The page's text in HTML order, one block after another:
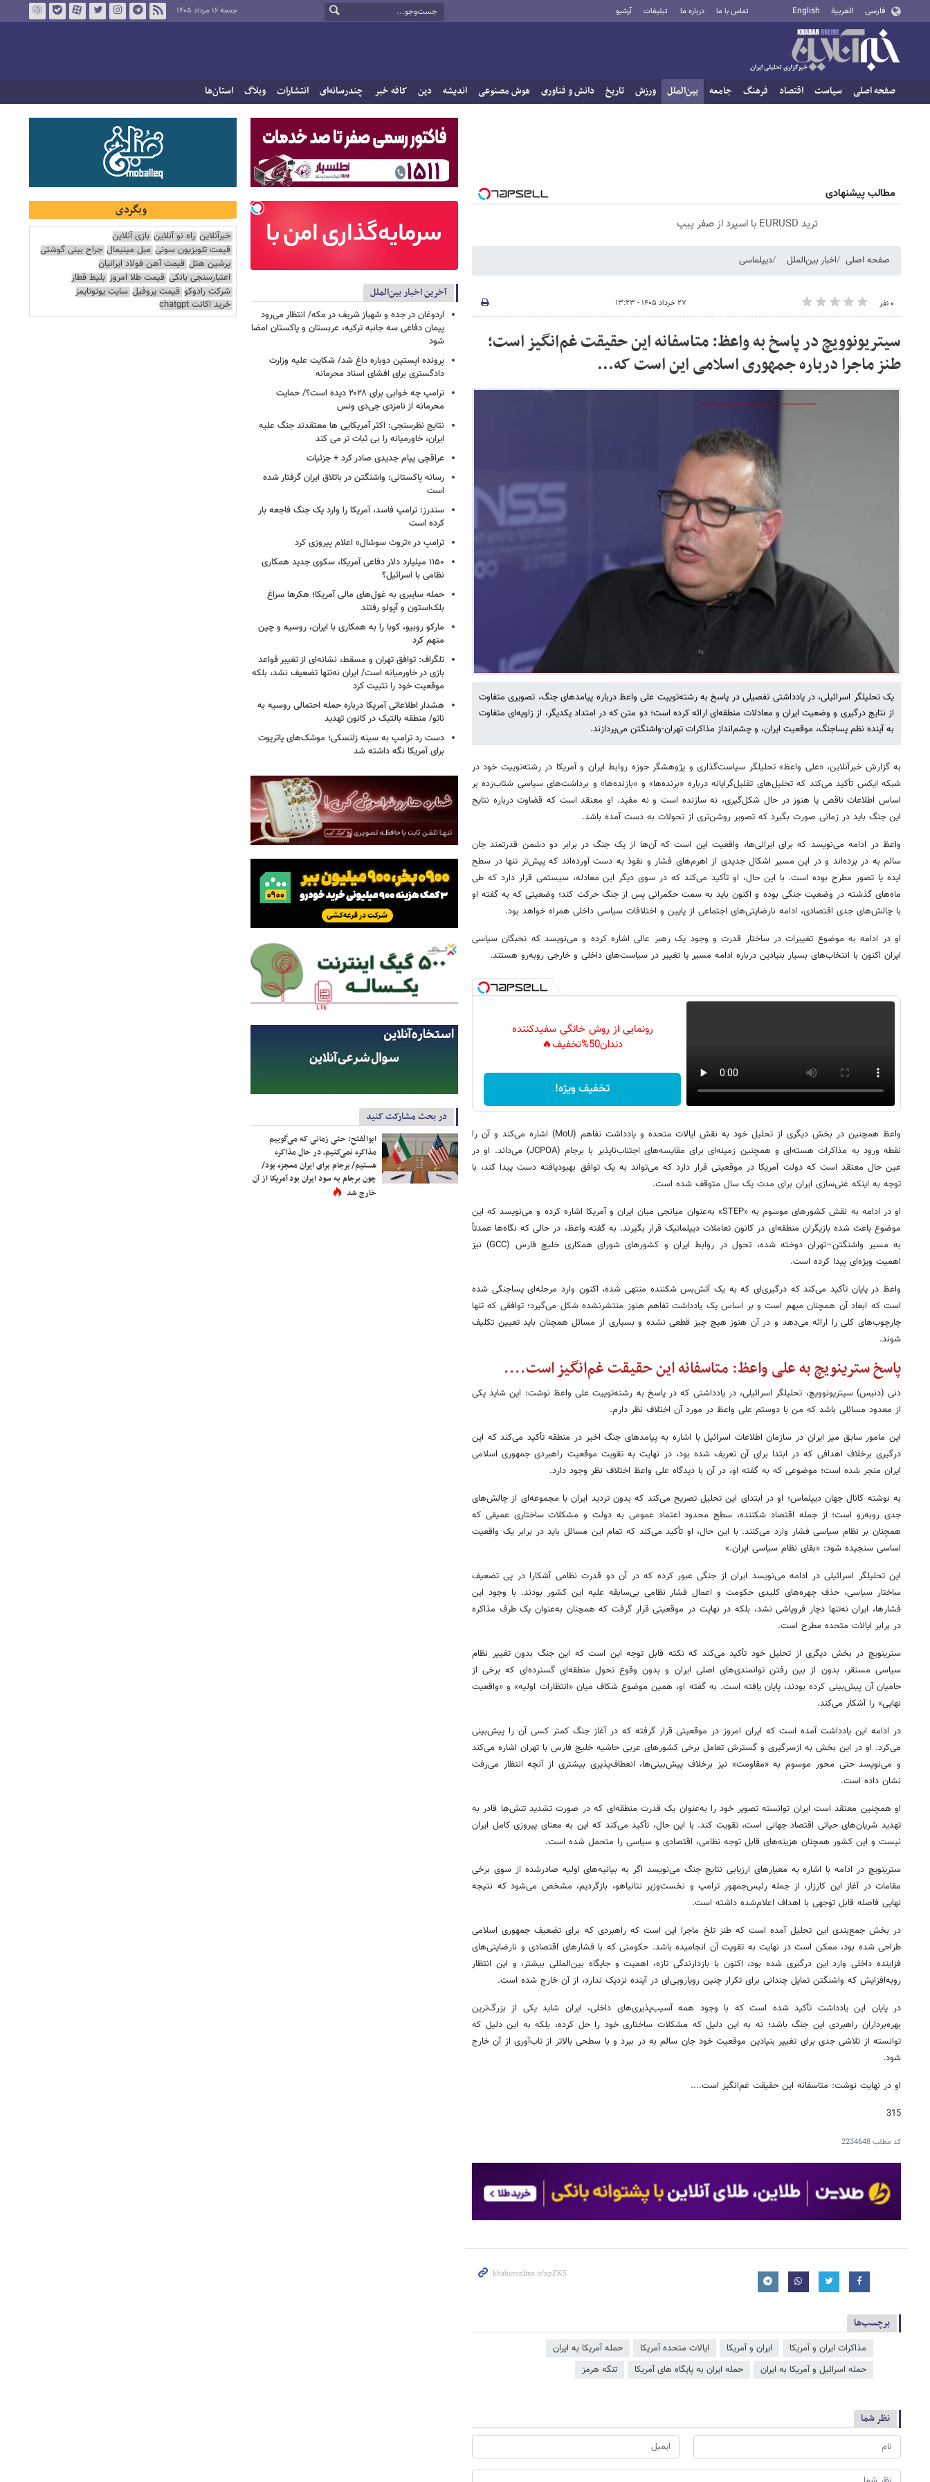
فارسی العربية English تماس با ما درباره ما تبلیغات آرشیو جمعه ۱۶ مرداد ۱۴۰۵
صفحه اصلی سیاست اقتصاد فرهنگ جامعه بین‌الملل ورزش تاریخ دانش و فناوری هوش مصنوعی اندیشه دین کافه خبر چندرسانه‌ای انتشارات وبلاگ استان‌ها
مطالب پیشنهادی
ترید EURUSD با اسپرد از صفر پیپ
صفحه اصلی اخبار بین‌الملل دیپلماسی
۰ نفر ۲۷ خرداد ۱۴۰۵ - ۱۳:۲۳
سیتریونوویچ در پاسخ به واعظ: متاسفانه این حقیقت غم‌انگیز است؛
طنز ماجرا درباره جمهوری اسلامی این است که...
یک تحلیلگر اسرائیلی، در یادداشتی تفصیلی در پاسخ به رشته‌توییت علی واعظ درباره پیامدهای جنگ، تصویری متفاوت
از نتایج درگیری و وضعیت ایران و معادلات منطقه‌ای ارائه کرده است؛ دو متن که در امتداد یکدیگر، از زاویه‌ای متفاوت
به آینده نظم پساجنگ، موقعیت ایران، و چشم‌انداز مذاکرات تهران-واشنگتن می‌پردازند.
به گزارش خبرآنلاین، «علی واعظ» تحلیلگر سیاست‌گذاری و پژوهشگر حوزه روابط ایران و آمریکا در رشته‌توییت خود در
شبکه ایکس تأکید می‌کند که تحلیل‌های تقلیل‌گرایانه درباره «برنده‌ها» و «بازنده‌ها» و برداشت‌های سیاسی شتاب‌زده بر
اساس اطلاعات ناقص یا هنوز در حال شکل‌گیری، نه سازنده است و نه مفید. او معتقد است که قضاوت درباره نتایج
این جنگ باید در زمانی صورت بگیرد که تصویر روشن‌تری از تحولات به دست آمده باشد.
واعظ در ادامه می‌نویسد که برای ایرانی‌ها، واقعیت این است که آن‌ها از یک جنگ در برابر دو دشمن قدرتمند جان
سالم به در برده‌اند و در این مسیر اشکال جدیدی از اهرم‌های فشار و نفوذ به دست آورده‌اند که پیش‌تر تنها در سطح
ایده یا تصور مطرح بوده است. با این حال، او تأکید می‌کند که در سوی دیگر این معادله، سیستمی قرار دارد که طی
ماه‌های گذشته در وضعیت جنگی بوده و اکنون باید به سمت حکمرانی پس از جنگ حرکت کند؛ وضعیتی که به گفته او
با چالش‌های جدی اقتصادی، ادامه نارضایتی‌های اجتماعی از پایین و اختلافات سیاسی داخلی همراه خواهد بود.
او در ادامه به موضوع تغییرات در ساختار قدرت و وجود یک رهبر عالی اشاره کرده و می‌نویسد که نخبگان سیاسی
ایران اکنون با انتخاب‌های بسیار بنیادین درباره ادامه مسیر یا تغییر در سیاست‌های داخلی و خارجی روبه‌رو هستند.
رونمایی از روش خانگی سفیدکننده
دندان50%تخفیف🔥
تخفیف ویژه!
واعظ همچنین در بخش دیگری از تحلیل خود به نقش ایالات متحده و یادداشت تفاهم (MoU) اشاره می‌کند و آن را
نقطه ورود به مذاکرات هسته‌ای و همچنین زمینه‌ای برای مقایسه‌های اجتناب‌ناپذیر با برجام (JCPOA) می‌داند. او در
عین حال معتقد است که دولت آمریکا در موقعیتی قرار دارد که می‌تواند به یک توافق بهبودیافته دست پیدا کند، با
توجه به اینکه غنی‌سازی ایران برای مدت یک سال متوقف شده است.
او در ادامه به نقش کشورهای موسوم به «STEP» به‌عنوان میانجی میان ایران و آمریکا اشاره کرده و می‌نویسد که این
موضوع باعث شده بازیگران منطقه‌ای در کانون تعاملات دیپلماتیک قرار بگیرند. به گفته واعظ، در حالی که نگاه‌ها عمدتاً
به مسیر واشنگتن–تهران دوخته شده، تحول در روابط ایران و کشورهای شورای همکاری خلیج فارس (GCC) نیز
اهمیت ویژه‌ای پیدا کرده است.
واعظ در پایان تأکید می‌کند که درگیری‌ای که به یک آتش‌بس شکننده منتهی شده، اکنون وارد مرحله‌ای پساجنگی شده
است که ابعاد آن همچنان مبهم است و بر اساس یک یادداشت تفاهم هنوز منتشرنشده شکل می‌گیرد؛ توافقی که تنها
چارچوب‌های کلی را ارائه می‌دهد و در آن هنوز هیچ چیز قطعی نشده و بسیاری از مسائل همچنان باید تعیین تکلیف
شوند.
پاسخ سترینویچ به علی واعظ: متاسفانه این حقیقت غم‌انگیز است....
دنی (دنیس) سیتریونوویچ، تحلیلگر اسرائیلی، در یادداشتی که در پاسخ به رشته‌توییت علی واعظ نوشت: این شاید یکی
از معدود مسائلی باشد که من با دوستم علی واعظ در مورد آن اختلاف نظر دارم.
این مامور سابق میز ایران در سازمان اطلاعات اسرائیل با اشاره به پیامدهای جنگ اخیر در منطقه تأکید می‌کند که این
درگیری برخلاف اهدافی که در ابتدا برای آن تعریف شده بود، در نهایت به تقویت موقعیت راهبردی جمهوری اسلامی
ایران منجر شده است؛ موضوعی که به گفته او، در آن با دیدگاه علی واعظ اختلاف نظر وجود دارد.
به نوشته کانال جهان دیپلماس؛ او در ابتدای این تحلیل تصریح می‌کند که بدون تردید ایران با مجموعه‌ای از چالش‌های
جدی روبه‌رو است؛ از جمله اقتصاد شکننده، سطح محدود اعتماد عمومی به دولت و مشکلات ساختاری عمیقی که
همچنان بر نظام سیاسی فشار وارد می‌کنند. با این حال، او تأکید می‌کند که تمام این مسائل باید در برابر یک واقعیت
اساسی سنجیده شود: «بقای نظام سیاسی ایران.»
این تحلیلگر اسرائیلی در ادامه می‌نویسد ایران از جنگی عبور کرده که در آن دو قدرت نظامی آشکارا در پی تضعیف
ساختار سیاسی، حذف چهره‌های کلیدی حکومت و اعمال فشار نظامی بی‌سابقه علیه این کشور بودند. با وجود این
فشارها، ایران نه‌تنها دچار فروپاشی نشد، بلکه در نهایت در موقعیتی قرار گرفت که همچنان به‌عنوان یک طرف مذاکره
در برابر ایالات متحده مطرح است.
سترینویچ در بخش دیگری از تحلیل خود تأکید می‌کند که نکته قابل توجه این است که این جنگ بدون تغییر نظام
سیاسی مستقر، بدون از بین رفتن توانمندی‌های اصلی ایران و بدون وقوع تحول منطقه‌ای گسترده‌ای که برخی از
حامیان آن پیش‌بینی کرده بودند، پایان یافته است. به گفته او، همین موضوع شکاف میان «انتظارات اولیه» و «واقعیت
نهایی» را آشکار می‌کند.
در ادامه این یادداشت آمده است که ایران امروز در موقعیتی قرار گرفته که در آغاز جنگ کمتر کسی آن را پیش‌بینی
می‌کرد. او در این بخش به ازسرگیری و گسترش تعامل برخی کشورهای عربی حاشیه خلیج فارس با تهران اشاره می‌کند
و می‌نویسد حتی محور موسوم به «مقاومت» نیز برخلاف پیش‌بینی‌ها، انعطاف‌پذیری بیشتری از آنچه انتظار می‌رفت
نشان داده است.
او همچنین معتقد است ایران توانسته تصویر خود را به‌عنوان یک قدرت منطقه‌ای که در صورت تشدید تنش‌ها قادر به
تهدید شریان‌های حیاتی اقتصاد جهانی است، تقویت کند. با این حال، تأکید می‌کند که این به معنای پیروزی کامل ایران
نیست و این کشور همچنان هزینه‌های قابل توجه نظامی، اقتصادی و سیاسی را متحمل شده است.
سترینویچ در ادامه با اشاره به معیارهای ارزیابی نتایج جنگ می‌نویسد اگر به بیانیه‌های اولیه صادرشده از سوی برخی
مقامات در آغاز این کارزار، از جمله رئیس‌جمهور ترامپ و نخست‌وزیر نتانیاهو، بازگردیم، مشخص می‌شود که نتیجه
نهایی فاصله قابل توجهی با اهداف اعلام‌شده داشته است.
در بخش جمع‌بندی این تحلیل آمده است که طنز تلخ ماجرا این است که راهبردی که برای تضعیف جمهوری اسلامی
طراحی شده بود، ممکن است در نهایت به تقویت آن انجامیده باشد. حکومتی که با فشارهای اقتصادی و نارضایتی‌های
فزاینده داخلی وارد این درگیری شده بود، اکنون با بازدارندگی تازه، اهمیت و جایگاه بین‌المللی بیشتر، و این انتظار
روبه‌افزایش که واشنگتن تمایل چندانی برای تکرار چنین رویارویی‌ای در آینده نزدیک ندارد، از آن خارج شده است.
در پایان این یادداشت تأکید شده است که با وجود همه آسیب‌پذیری‌های داخلی، ایران شاید یکی از بزرگ‌ترین
بهره‌برداران راهبردی این جنگ باشد؛ نه به این دلیل که مشکلات ساختاری خود را حل کرده، بلکه به این دلیل که
توانسته از تلاشی جدی برای تغییر بنیادین موقعیت خود جان سالم به در ببرد و با سطحی بالاتر از تاب‌آوری از آن خارج
شود.
او در نهایت نوشت: متاسفانه این حقیقت غم‌انگیز است....
315
کد مطلب2234648
برچسب‌ها
مذاکرات ایران و آمریکا ایران و آمریکا ایالات متحده آمریکا
حمله آمریکا به ایران
حمله اسرائیل و آمریکا به ایران
حمله ایران به پایگاه های آمریکا تنگه هرمز
نظر شما
آخرین اخبار بین‌الملل
اردوغان در جده و شهباز شریف در مکه/ انتظار می‌رود
پیمان دفاعی سه جانبه ترکیه، عربستان و پاکستان امضا
شود
پرونده اپستین دوباره داغ شد/ شکایت علیه وزارت
دادگستری برای افشای اسناد محرمانه
ترامپ چه خوابی برای ۲۰۲۸ دیده است؟/ حمایت
محرمانه از نامزدی جی‌دی ونس
نتایج نظرسنجی: اکثر آمریکایی ها معتقدند جنگ علیه
ایران، خاورمیانه را بی ثبات تر می کند
عراقچی پیام جدیدی صادر کرد + جزئیات
رسانه پاکستانی: واشنگتن در باتلاق ایران گرفتار شده
است
سندرز: ترامپ فاسد، آمریکا را وارد یک جنگ فاجعه بار
کرده است
ترامپ در «تروث سوشال» اعلام پیروزی کرد
۱۱۵۰ میلیارد دلار دفاعی آمریکا، سکوی جدید همکاری
نظامی با اسرائیل؟
حمله سایبری به غول‌های مالی آمریکا؛ هکرها سراغ
بلک‌استون و آپولو رفتند
مارکو روبیو، کوبا را به همکاری با ایران، روسیه و چین
متهم کرد
تلگراف: توافق تهران و مسقط، نشانه‌ای از تغییر قواعد
بازی در خاورمیانه است/ ایران نه‌تنها تضعیف نشد، بلکه
موقعیت خود را تثبیت کرد
هشدار اطلاعاتی آمریکا درباره حمله احتمالی روسیه به
ناتو/ منطقه بالتیک در کانون تهدید
دست رد ترامپ به سینه زلنسکی؛ موشک‌های پاتریوت
برای آمریکا نگه داشته شد
در بحث مشارکت کنید
ابوالفتح: حتی زمانی که می‌گوییم
مذاکره نمی‌کنیم، در حال مذاکره
هستیم/ برجام برای ایران معجزه بود/
چون برجام به سود ایران بود آمریکا از آن
خارج شد
وبگردی
خبرآنلاین راه نو آنلاین بازی آنلاین
قیمت تلویزیون سونی مبل مینیمال جراح بینی گوشتی
پرشین هتل قیمت آهن فولاد ایرانیان
اعتبارسنجی بانکی قیمت طلا امروز بلیط قطار
شرکت رادوکو قیمت پروفیل سایت یوتوتایمز
خرید اکانت chatgpt